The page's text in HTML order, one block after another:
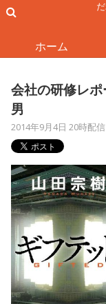
ホーム
会社の研修レ
男
2014年9月4日 20時配信